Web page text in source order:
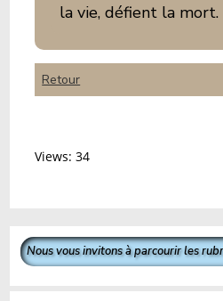
la vie, défient la mort.
Retour
Views: 34
Nous vous invitons à parcourir les